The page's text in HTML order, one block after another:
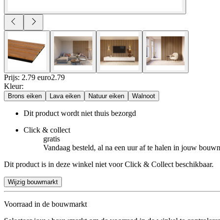
Prijs: 2.79 euro2.79
Kleur:
Brons eiken Lava eiken Natuur eiken Walnoot
Dit product wordt niet thuis bezorgd
Click & collect
gratis
Vandaag besteld, al na een uur af te halen in jouw
Dit product is in deze winkel niet voor Click & Collect beschikbaar.
Wijzig bouwmarkt
Voorraad in de bouwmarkt